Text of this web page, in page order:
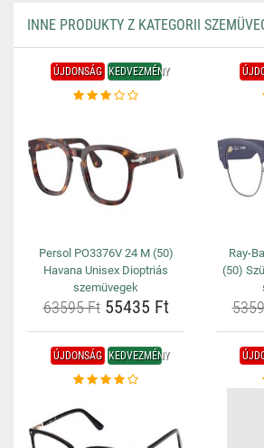
INNE PRODUKTY Z KATEGORII
ÚJDONSÁG KEDVEZMÉNY
Persol PO3376V 24 M (50)
Havana Unisex Dioptriás
szemüvegek
63595 Ft55435 Ft
Ray-
(50)
ÚJDONSÁG KEDVEZMÉNY